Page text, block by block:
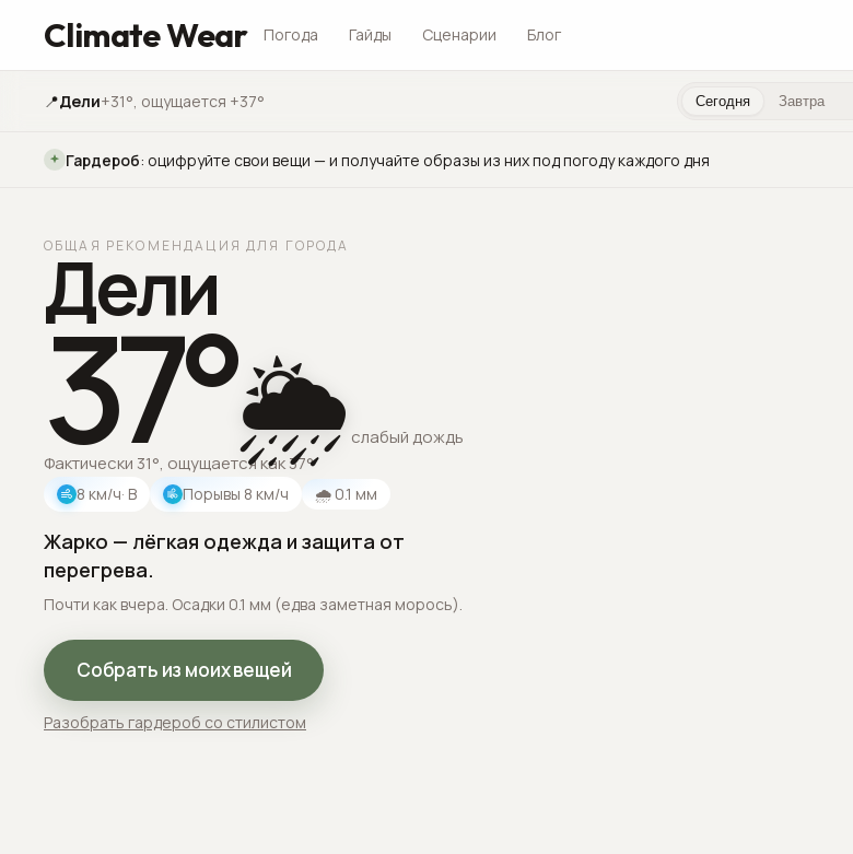
Climate Wear Погода Гайды Сценарии Блог
📍Дели+31°, ощущается +37° Сегодня Завтра
Гардероб: оцифруйте свои вещи — и получайте образы из них под погоду каждого дня
ОБЩАЯ РЕКОМЕНДАЦИЯ ДЛЯ ГОРОДА
Дели
37°🌦️ слабый дождь
Фактически 31°, ощущается как 37°
8 км/ч· В Порывы 8 км/ч 🌧 0.1 мм
Жарко — лёгкая одежда и защита от
перегрева.
Почти как вчера. Осадки 0.1 мм (едва заметная морось).
Собрать из моих вещей
Разобрать гардероб со стилистом